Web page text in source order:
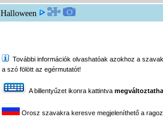
Halloween
További információk olvashatóak azokhoz a
a szó fölött az egérmutatót!
A billentyűzet ikonra kattintva
Orosz szavakra keresve megjeleníthető a